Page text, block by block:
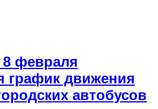
февраля
график движения
автобусов